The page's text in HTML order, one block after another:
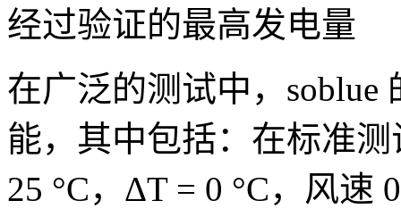
经过验证的最高发电量
在广泛的测试中，
能，其中包括：在标准
25 °C，ΔT = 0 °C，风速